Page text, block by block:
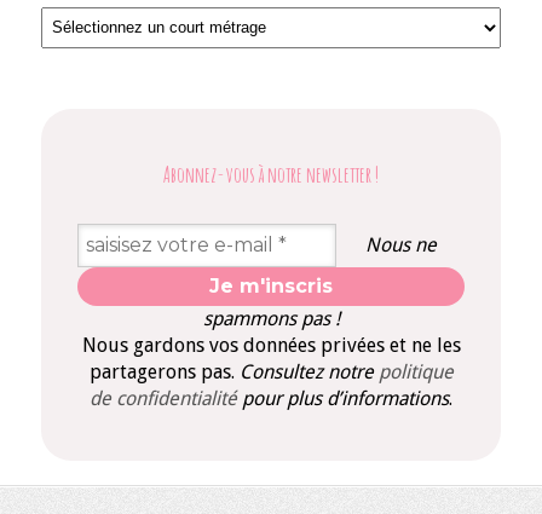
Abonnez-vous à notre newsletter !
Nous ne
spammons pas !
Nous gardons vos données privées et ne les
partagerons pas. Consultez notre politique
de confidentialité pour plus d’informations.